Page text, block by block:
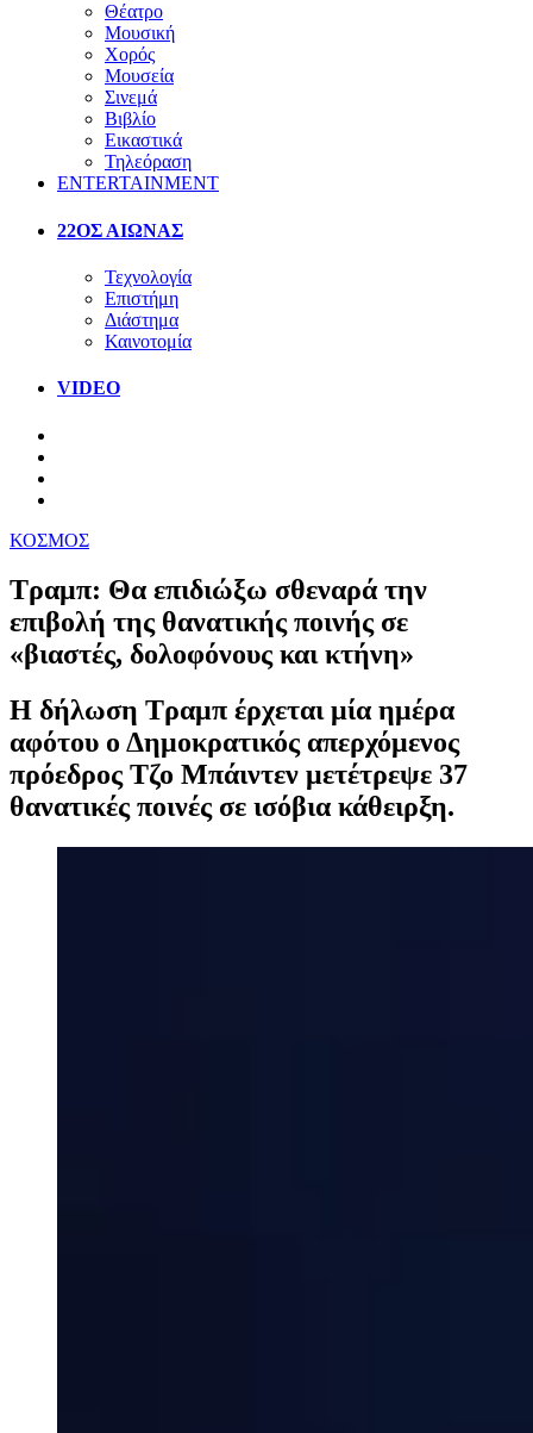
Θέατρο
Μουσική
Χορός
Μουσεία
Σινεμά
Βιβλίο
Εικαστικά
Τηλεόραση
ENTERTAINMENT
22ΟΣ ΑΙΩΝΑΣ
Τεχνολογία
Επιστήμη
Διάστημα
Καινοτομία
VIDEO
ΚΟΣΜΟΣ
Τραμπ: Θα επιδιώξω σθεναρά την
επιβολή της θανατικής ποινής σε
«βιαστές, δολοφόνους και κτήνη»
Η δήλωση Τραμπ έρχεται μία ημέρα
αφότου ο Δημοκρατικός απερχόμενος
πρόεδρος Τζο Μπάιντεν μετέτρεψε 37
θανατικές ποινές σε ισόβια κάθειρξη.